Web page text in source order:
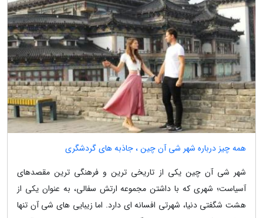
همه چیز درباره شهر شی آن چین ، جاذبه های گردشگری
شهر شی آن چین یکی از تاریخی ترین و فرهنگی ترین مقصدهای
آسیاست؛ شهری که با داشتن مجموعه ارتش سفالی، به عنوان یکی از
هشت شگفتی دنیا، شهرتی افسانه ای دارد. اما زیبایی های شی آن تنها